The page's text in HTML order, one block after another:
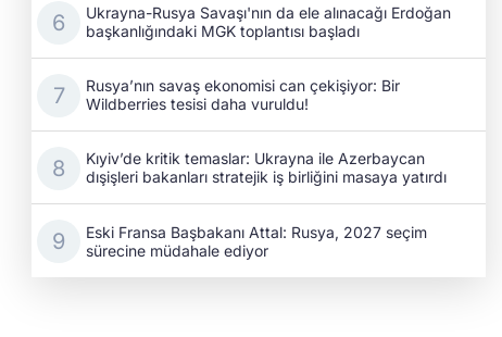
Ukrayna-Rusya Savaşı'nın da ele alınacağı Erdoğan
başkanlığındaki MGK toplantısı başladı
Rusya’nın savaş ekonomisi can çekişiyor: Bir
Wildberries tesisi daha vuruldu!
Kıyiv’de kritik temaslar: Ukrayna ile Azerbaycan
dışişleri bakanları stratejik iş birliğini masaya yatırdı
Eski Fransa Başbakanı Attal: Rusya, 2027 seçim
sürecine müdahale ediyor